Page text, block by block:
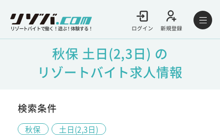
リゾートバイトで働く！遊ぶ！体験する！ ログイン 新規登録
秋保 土日(2,3日) の
リゾートバイト求人情報
検索条件
秋保 土日(2,3日)